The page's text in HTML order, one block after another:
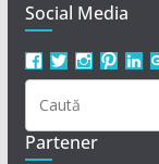
Social Media
Vezi
profilul
pe
Facebook
Vezi
profilul
pe
Twitter
Vezi
profilul
Instagram
Vezi
pe
Partener